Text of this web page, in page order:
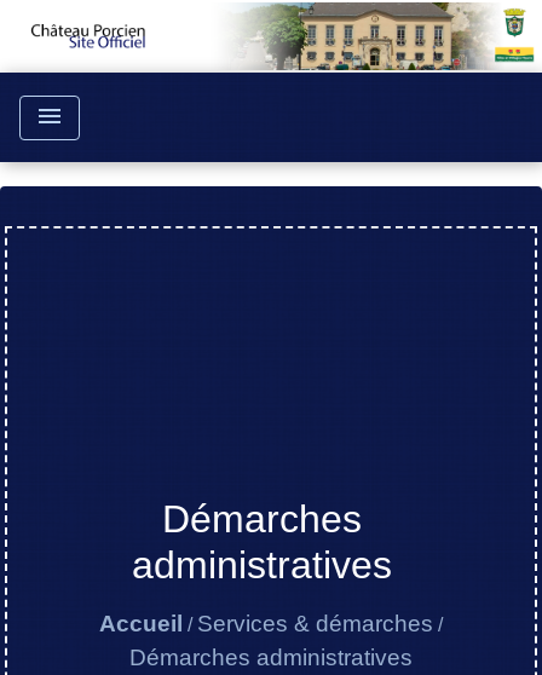
menu
Démarches
administratives
Accueil / Services & démarches /
Démarches administratives